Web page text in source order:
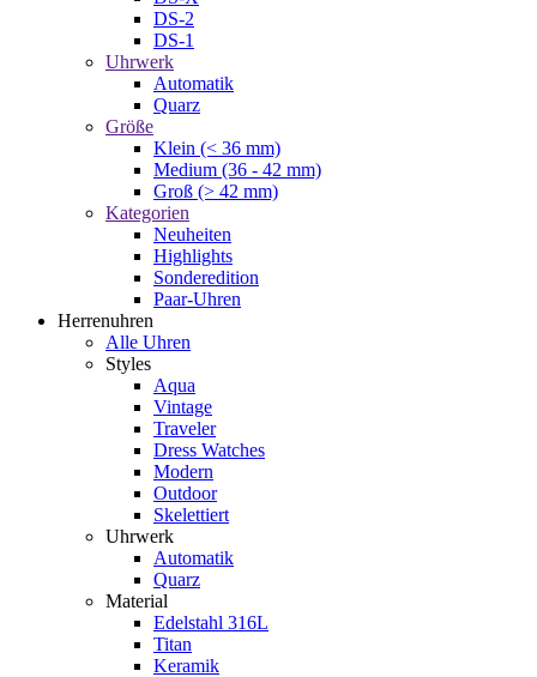
DS-2
DS-1
Uhrwerk
Automatik
Quarz
Größe
Klein (< 36 mm)
Medium (36 - 42 mm)
Groß (> 42 mm)
Kategorien
Neuheiten
Highlights
Sonderedition
Paar-Uhren
Herrenuhren
Alle Uhren
Styles
Aqua
Vintage
Traveler
Dress Watches
Modern
Outdoor
Skelettiert
Uhrwerk
Automatik
Quarz
Material
Edelstahl 316L
Titan
Keramik